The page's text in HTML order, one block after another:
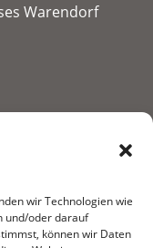
wir Technologien wie
und/oder darauf
können wir Daten
Warendorf